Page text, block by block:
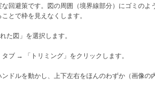
な回避策です。図の周囲（境界線部分）にゴミのよ
とで枠を見えなくします。
た図」を選択します。
ブ → 「トリミング」をクリックします。
ドルを動かし、上下左右をほんのわずか（画像の